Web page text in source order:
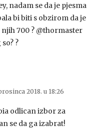
nadam se da je pjesma
bi biti s obzirom da je
700 ? @thormaster
?
2018. u 18:26
odlican izbor za
se da ga izabrat!